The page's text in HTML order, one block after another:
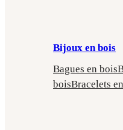
Bijoux en bois
Bagues en bois
boisBracelets